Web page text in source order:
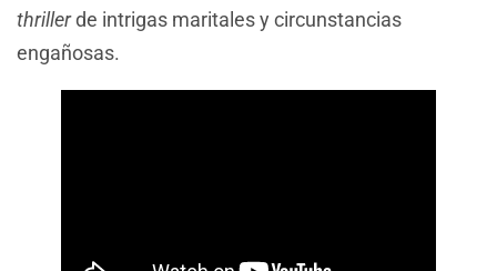
thrillerde intrigas maritales y circunstancias
engañosas.